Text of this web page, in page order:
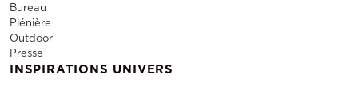
Bureau
Plénière
Outdoor
Presse
INSPIRATIONS UNIVERS